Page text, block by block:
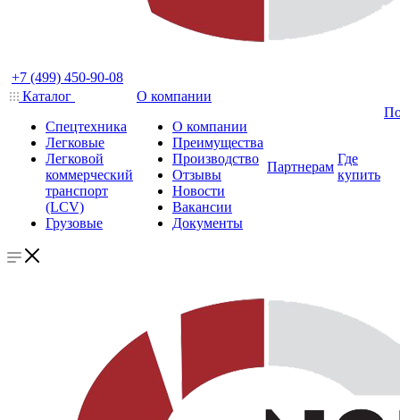
+7 (499) 450-90-08
Каталог
Спецтехника
Легковые
Легковой
коммерческий
транспорт
(LCV)
Грузовые
О компании
О компании
Преимущества
Производство
Отзывы
Новости
Вакансии
Документы
Партнерам
Где
купить